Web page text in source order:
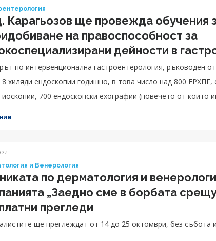
Карагьозов ще провежда обучения
на правоспособност за
дейности в
по интервенционална гастроентерология, ръководен
хиляди ендоскопии годишно, в това число над 800 ЕРХПГ,
700 ендоскопски ехографии (повечето от които
и Венерология
по дерматология и
„Заедно сме в борбата
прегледи
ще преглеждат от 14 до 25 октомври, без събота